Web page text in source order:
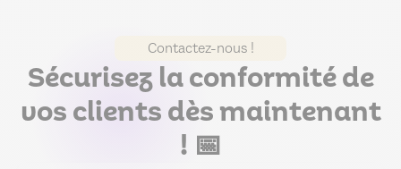
Contactez-nous !
Sécurisez la conformité de
vos clients dès maintenant
! 📅